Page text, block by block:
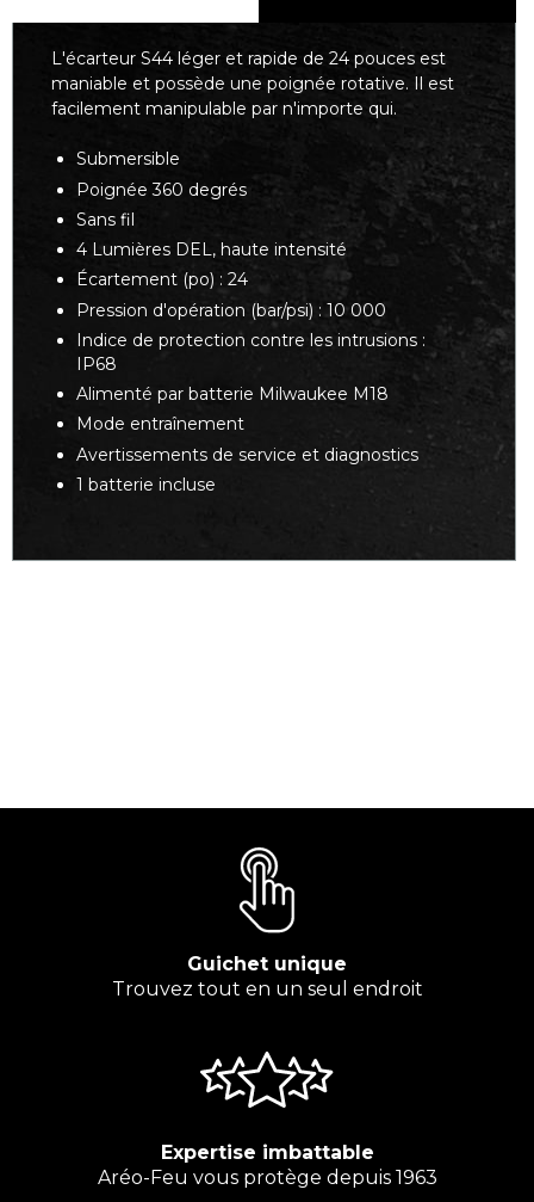
L'écarteur S44 léger et rapide de 24 pouces est
maniable et possède une poignée rotative. Il est
facilement manipulable par n'importe qui.
Submersible
Poignée 360 degrés
Sans fil
4 Lumières DEL, haute intensité
Écartement (po) : 24
Pression d'opération (bar/psi) : 10 000
Indice de protection contre les intrusions :
IP68
Alimenté par batterie Milwaukee M18
Mode entraînement
Avertissements de service et diagnostics
1 batterie incluse
Guichet unique
Trouvez tout en un seul endroit
Expertise imbattable
Aréo-Feu vous protège depuis 1963